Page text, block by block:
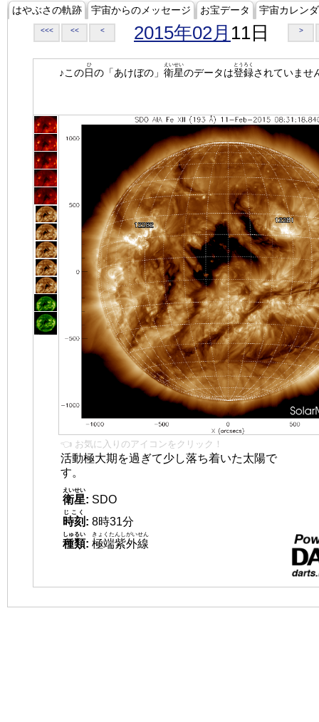
はやぶさの軌跡 宇宙からのメッセージ お宝データ 宇宙カレン
<<< << < 2015年02月 11日 >
♪この日
ひ
の「あけぼの」 衛星
えいせい
のデータは登録
とうろく
されていませ
👈 お気に入りのアイコンをクリック！
活動極大期を過ぎて少し落ち着いた太陽で
す。
衛星
えいせい
: SDO
時刻
じこく
: 8時31分
種類
しゅるい
: 極端紫外線
きょくたんしがいせん